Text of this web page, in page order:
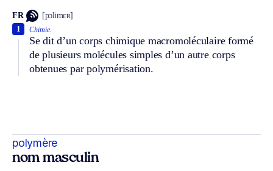
FR [pɔlimɛʀ]
Chimie.
Se dit d’un corps chimique macromoléculaire formé
de plusieurs molécules simples d’un autre corps
obtenues par polymérisation.
1
polymère
nom masculin